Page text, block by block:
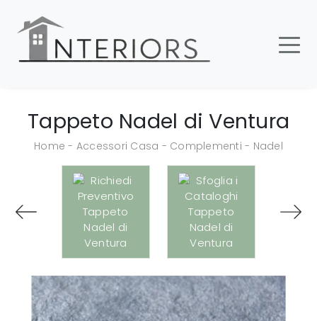
Tappeto Nadel di Ventura
Home - Accessori Casa - Complementi - Nadel